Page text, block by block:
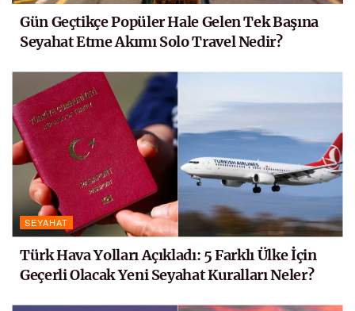
Gün Geçtikçe Popüler Hale Gelen Tek Başına
Seyahat Etme Akımı Solo Travel Nedir?
SEYAHAT
Türk Hava Yolları Açıkladı: 5 Farklı Ülke İçin
Geçerli Olacak Yeni Seyahat Kuralları Neler?